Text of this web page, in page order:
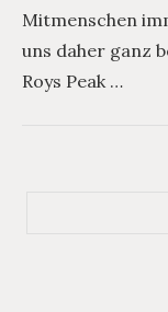
Mitmenschen
uns daher ganz
Roys Peak …